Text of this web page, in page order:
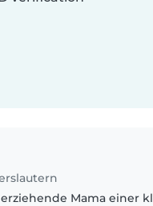
Mama einer